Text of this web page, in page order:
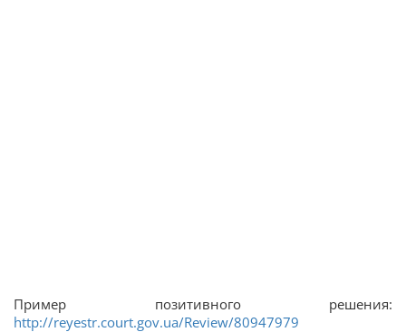
Пример позитивного решения:
http://reyestr.court.gov.ua/Review/80947979